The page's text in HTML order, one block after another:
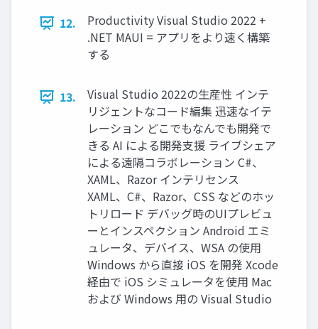
12.
Productivity Visual Studio 2022 +
.NET MAUI = アプリをより速く構築
する
13.
Visual Studio 2022の⽣産性 インテ
リジェントなコード編集 迅速なイテ
レーション どこでもなんでも開発で
きる AI による開発⽀援 ライブシェア
による遠隔コラボレーション C#、
XAML、Razor インテリセンス
XAML、C#、Razor、CSS などのホッ
トリロード デバッグ時のUIプレビュ
ーとインスペクション Android エミ
ュレータ、デバイス、WSA の使⽤
Windows から直接 iOS を開発 Xcode
経由で iOS シミュレータを使⽤ Mac
および Windows ⽤の Visual Studio